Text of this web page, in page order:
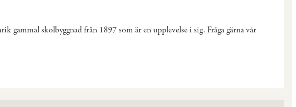
skolbyggnad från 1897 som är en upplevelse i sig. Fråga gärna vår